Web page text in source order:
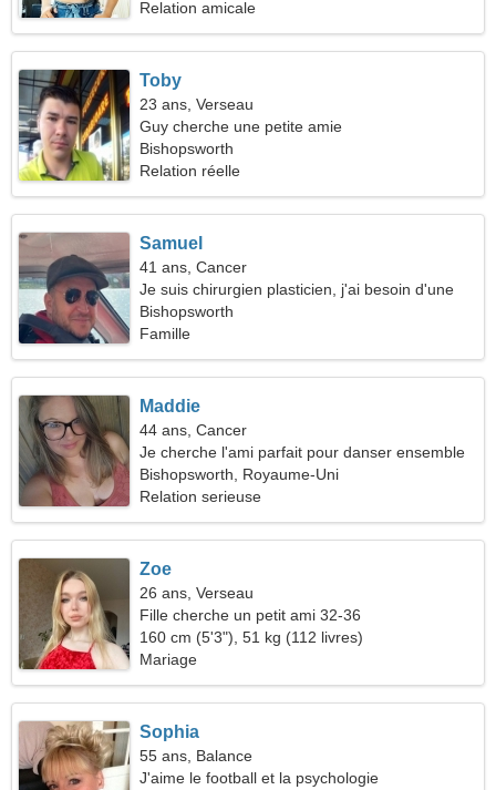
Relation amicale
Toby
23 ans, Verseau
Guy cherche une petite amie
Bishopsworth
Relation réelle
Samuel
41 ans, Cancer
Je suis chirurgien plasticien, j'ai besoin d'une
femme romantique
Bishopsworth
Famille
Maddie
44 ans, Cancer
Je cherche l'ami parfait pour danser ensemble
Bishopsworth, Royaume-Uni
Relation serieuse
Zoe
26 ans, Verseau
Fille cherche un petit ami 32-36
160 cm (5'3"), 51 kg (112 livres)
Mariage
Sophia
55 ans, Balance
J'aime le football et la psychologie